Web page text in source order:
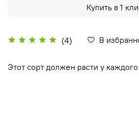
(4) В
Купить в 1
Этот сорт должен расти у